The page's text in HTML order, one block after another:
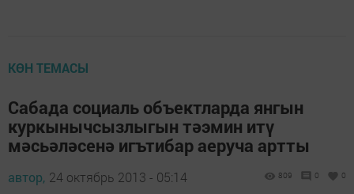
КӨН ТЕМАСЫ
Сабада социаль объектларда янгын
куркынычсызлыгын тәэмин итү
мәсьәләсенә игътибар аеруча артты
автор, 24 октябрь 2013 - 05:14 809 0 0